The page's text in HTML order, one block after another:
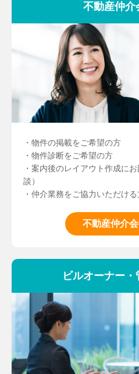
不動産仲介
・物件の掲載をご希望の方
・物件診断をご希望の方
・案内後のレイアウト作成に
談）
・仲介業務をご協力いただける
不動産仲介
ビルオーナー